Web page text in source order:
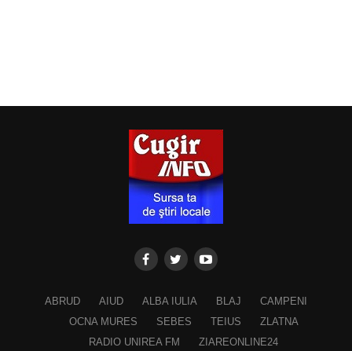
ABRUD AIUD ALBA IULIA BLAJ
CAMPENI
OCNA MURES
SEBES TEIUS
ZLATNA
RADIO UNIREA FM
ZIAREONLINE24